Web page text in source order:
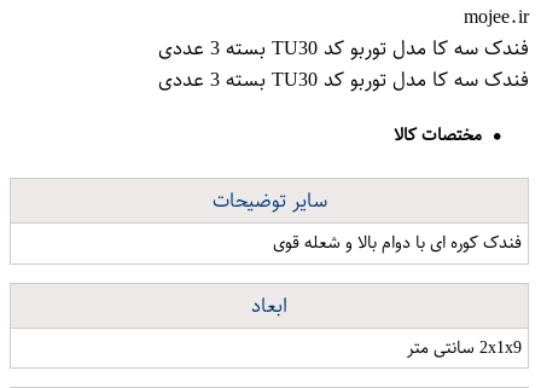
mojee.ir
فندک سه کا مدل توربو کد TU30 بسته 3 عددی
فندک سه کا مدل توربو کد TU30 بسته 3 عددی
مختصات کالا
سایر توضیحات
فندک کوره ای با دوام بالا و شعله قوی
ابعاد
2x1x9 سانتی متر